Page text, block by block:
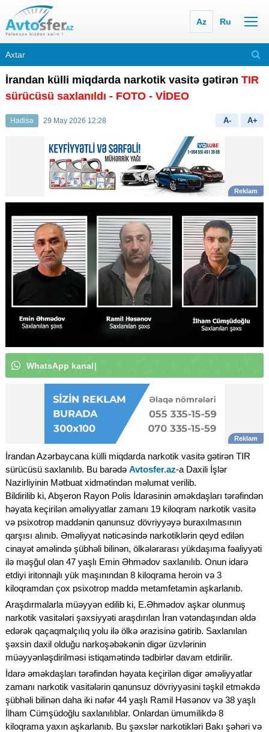
Az Ru
İrandan külli miqdarda narkotik vasitə gətirən TIR
sürücüsü saxlanıldı - FOTO - VİDEO
Hadisə 29 May 2026 12:28 A- A+
WhatsApp kanalı
İrandan Azərbaycana külli miqdarda narkotik vasitə gətirən TIR
sürücüsü saxlanılıb. Bu barədə Avtosfer.az-a Daxili İşlər
Nazirliyinin Mətbuat xidmətindən məlumat verilib.
Bildirilib ki, Abşeron Rayon Polis İdarəsinin əməkdaşları tərəfindən
həyata keçirilən əməliyyatlar zamanı 19 kiloqram narkotik vasitə
və psixotrop maddənin qanunsuz dövriyyəyə buraxılmasının
qarşısı alınıb. Əməliyyat nəticəsində narkotiklərin qeyd edilən
cinayət əməlində şübhəli bilinən, ölkələrarası yükdaşıma fəaliyyəti
ilə məşğul olan 47 yaşlı Emin Əhmədov saxlanılıb. Onun idarə
etdiyi iritonnajlı yük maşınından 8 kiloqrama heroin və 3
kiloqramdan çox psixotrop maddə metamfetamin aşkarlanıb.
Araşdırmalarla müəyyən edilib ki, E.Əhmədov aşkar olunmuş
narkotik vasitələri şəxsiyyəti araşdırılan İran vətəndaşından əldə
edərək qaçaqmalçılıq yolu ilə ölkə ərazisinə gətirib. Saxlanılan
şəxsin daxil olduğu narkoşəbəkənin digər üzvlərinin
müəyyənləşdirilməsi istiqamətində tədbirlər davam etdirilir.
İdarə əməkdaşları tərəfindən həyata keçirilən digər əməliyyatlar
zamanı narkotik vasitələrin qanunsuz dövriyyəsini təşkil etməkdə
şübhəli bilinən daha iki nəfər 44 yaşlı Ramil Həsənov və 38 yaşlı
İlham Cümşüdoğlu saxlanılıblar. Onlardan ümumilikdə 8
kiloqrama yaxın aşkarlanıb. Bu şəxslər narkotikləri Bakı şəhəri və